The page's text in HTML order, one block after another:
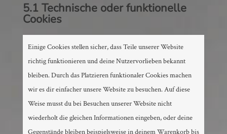
5.1 Technische oder funktionelle
Cookies
Einige Cookies stellen sicher, dass Teile unserer Website
richtig funktionieren und deine Nutzervorlieben bekannt
bleiben. Durch das Platzieren funktionaler Cookies machen
wir es dir einfacher unsere Website zu besuchen. Auf diese
Weise musst du bei Besuchen unserer Website nicht
wiederholt die gleichen Informationen eingeben, oder deine
Gegenstände bleiben beispielsweise in deinem Warenkorb bis